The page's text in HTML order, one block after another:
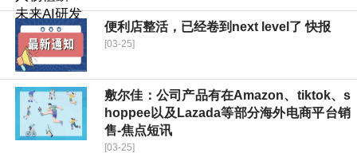
便利店整活，已经卷到next level了 快报
[03-25]
敷尔佳：公司产品有在Amazon、tiktok、s
hoppee以及Lazada等部分海外电商平台销
售-焦点短讯
[03-25]